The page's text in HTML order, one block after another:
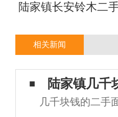
陆家镇长安铃木二
相关新闻
陆家镇几千
几千块钱的二手